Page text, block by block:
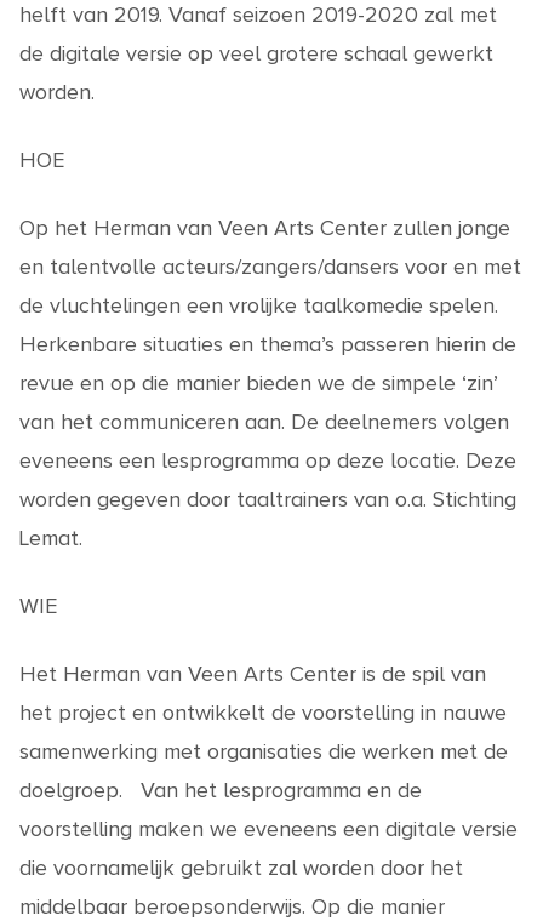
helft van 2019. Vanaf seizoen 2019-2020 zal met
de digitale versie op veel grotere schaal gewerkt
worden.
HOE
Op het Herman van Veen Arts Center zullen jonge
en talentvolle acteurs/zangers/dansers voor en met
de vluchtelingen een vrolijke taalkomedie spelen.
Herkenbare situaties en thema’s passeren hierin de
revue en op die manier bieden we de simpele ‘zin’
van het communiceren aan. De deelnemers volgen
eveneens een lesprogramma op deze locatie. Deze
worden gegeven door taaltrainers van o.a. Stichting
Lemat.
WIE
Het Herman van Veen Arts Center is de spil van
het project en ontwikkelt de voorstelling in nauwe
samenwerking met organisaties die werken met de
doelgroep. Van het lesprogramma en de
voorstelling maken we eveneens een digitale versie
die voornamelijk gebruikt zal worden door het
middelbaar beroepsonderwijs. Op die manier